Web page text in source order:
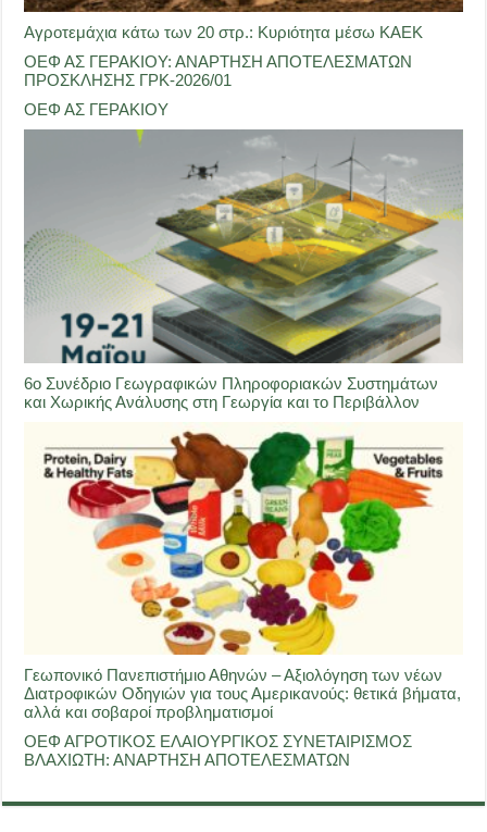
Αγροτεμάχια κάτω των 20 στρ.: Κυριότητα μέσω ΚΑΕΚ
ΟΕΦ ΑΣ ΓΕΡΑΚΙΟΥ: ΑΝΑΡΤΗΣΗ ΑΠΟΤΕΛΕΣΜΑΤΩΝ
ΠΡΟΣΚΛΗΣΗΣ ΓΡΚ-2026/01
ΟΕΦ ΑΣ ΓΕΡΑΚΙΟΥ
6ο Συνέδριο Γεωγραφικών Πληροφοριακών Συστημάτων
και Χωρικής Ανάλυσης στη Γεωργία και το Περιβάλλον
Γεωπονικό Πανεπιστήμιο Αθηνών – Αξιολόγηση των νέων
Διατροφικών Οδηγιών για τους Αμερικανούς: θετικά βήματα,
αλλά και σοβαροί προβληματισμοί
ΟΕΦ ΑΓΡΟΤΙΚΟΣ ΕΛΑΙΟΥΡΓΙΚΟΣ ΣΥΝΕΤΑΙΡΙΣΜΟΣ
ΒΛΑΧΙΩΤΗ: ΑΝΑΡΤΗΣΗ ΑΠΟΤΕΛΕΣΜΑΤΩΝ